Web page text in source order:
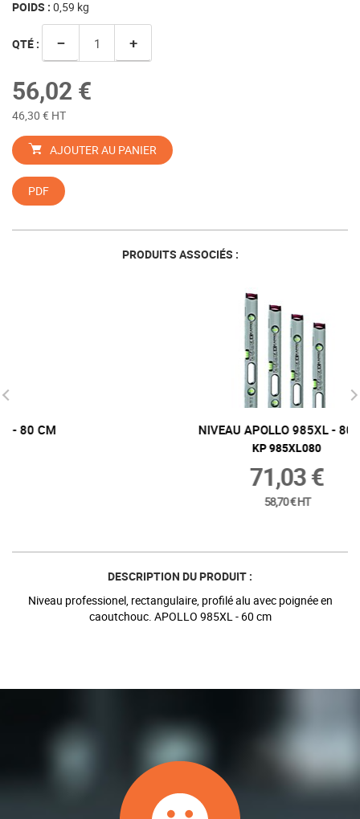
POIDS : 0,59 kg
QTÉ : − +
56,02 €
46,30 € HT
AJOUTER AU PANIER
PDF
PRODUITS ASSOCIÉS :
NIVEAU APOLLO 985XL - 80 CM
DESCRIPTION DU PRODUIT :
Niveau professionel, rectangulaire, profilé alu avec poignée en
caoutchouc. APOLLO 985XL - 60 cm